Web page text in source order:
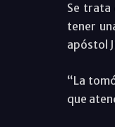
Se trata
tener
apóstol
“La
que